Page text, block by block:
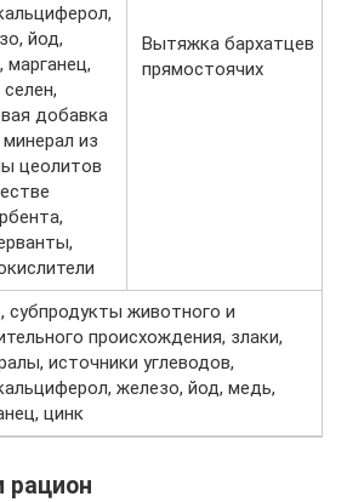
йод,
марганец,
добавка
минерал из
цеолитов
Вытяжка бархатцев
прямостоячих
субпродукты животного и
происхождения, злаки,
источники углеводов,
железо, йод, медь,
цинк
рацион